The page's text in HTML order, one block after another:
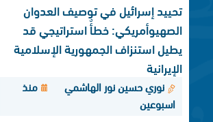
تحييد إسرائيل في توصيف العدوان
الصهيوأمريكي: خطأٌ استراتيجي قد
يطيل استنزاف الجمهورية الإسلامية
الإيرانية
نوري حسين نور الهاشمي
منذ
اسبوعين